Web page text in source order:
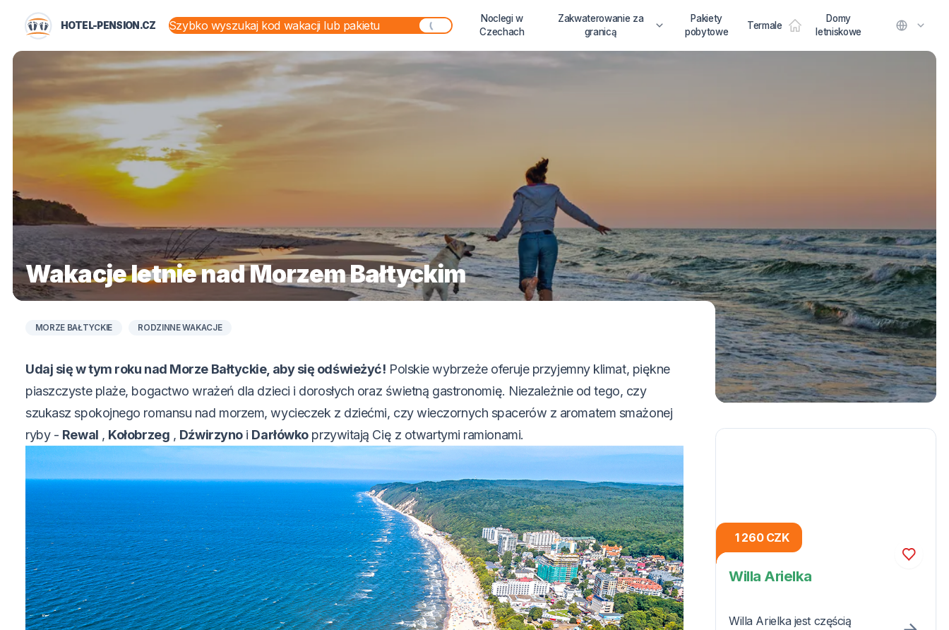
HOTEL-PENSION.CZ
STANY I TERYTORIA
Noclegi w
Czechach
Zakwaterowanie za
granicą
Pakiety
pobytowe
Termale
Domy
letniskowe
Wakacje letnie nad Morzem Bałtyckim
MORZE BAŁTYCKIE RODZINNE WAKACJE
Udaj się w tym roku nad Morze Bałtyckie, aby się odświeżyć! Polskie wybrzeże oferuje przyjemny klimat, piękne
piaszczyste plaże, bogactwo wrażeń dla dzieci i dorosłych oraz świetną gastronomię. Niezależnie od tego, czy
szukasz spokojnego romansu nad morzem, wycieczek z dziećmi, czy wieczornych spacerów z aromatem smażonej
ryby - Rewal , Kołobrzeg , Dźwirzynoi Darłówkoprzywitają Cię z otwartymi ramionami.
1 260 CZK
Willa Arielka
Willa Arielka jest częścią